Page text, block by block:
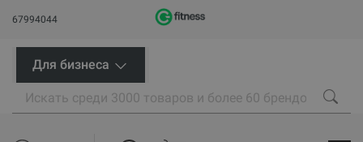
67994044
Для бизнеса